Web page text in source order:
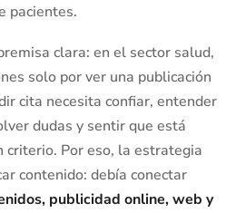
pacientes.
clara: en el sector salud,
solo por ver una publicación
cita necesita confiar, entender
dudas y sentir que está
criterio. Por eso, la estrategia
contenido: debía conectar
publicidad online, web y